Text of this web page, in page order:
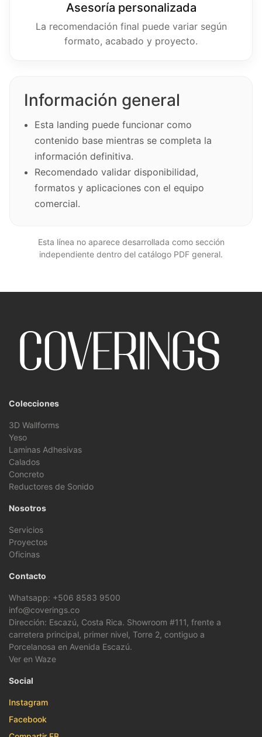
Asesoría personalizada
La recomendación final puede variar según
formato, acabado y proyecto.
Información general
Esta landing puede funcionar como
contenido base mientras se completa la
información definitiva.
Recomendado validar disponibilidad,
formatos y aplicaciones con el equipo
comercial.
Esta línea no aparece desarrollada como sección
independiente dentro del catálogo PDF general.
Colecciones
3D Wallforms
Yeso
Laminas Adhesivas
Calados
Concreto
Reductores de Sonido
Nosotros
Servicios
Proyectos
Oficinas
Contacto
Whatsapp: +506 8583 9500
info@coverings.co
Dirección: Escazú, Costa Rica. Showroom #111, frente a
carretera principal, primer nivel, Torre 2, contiguo a
Porcelanosa en Avenida Escazú.
Ver en Waze
Social
Instagram
Facebook